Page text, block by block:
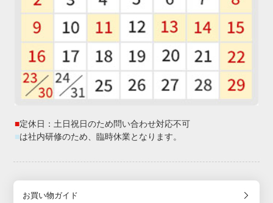
■定休日：土日祝日のため問い合わせ対応不可
■は社内研修のため、臨時休業となります。
お買い物ガイド